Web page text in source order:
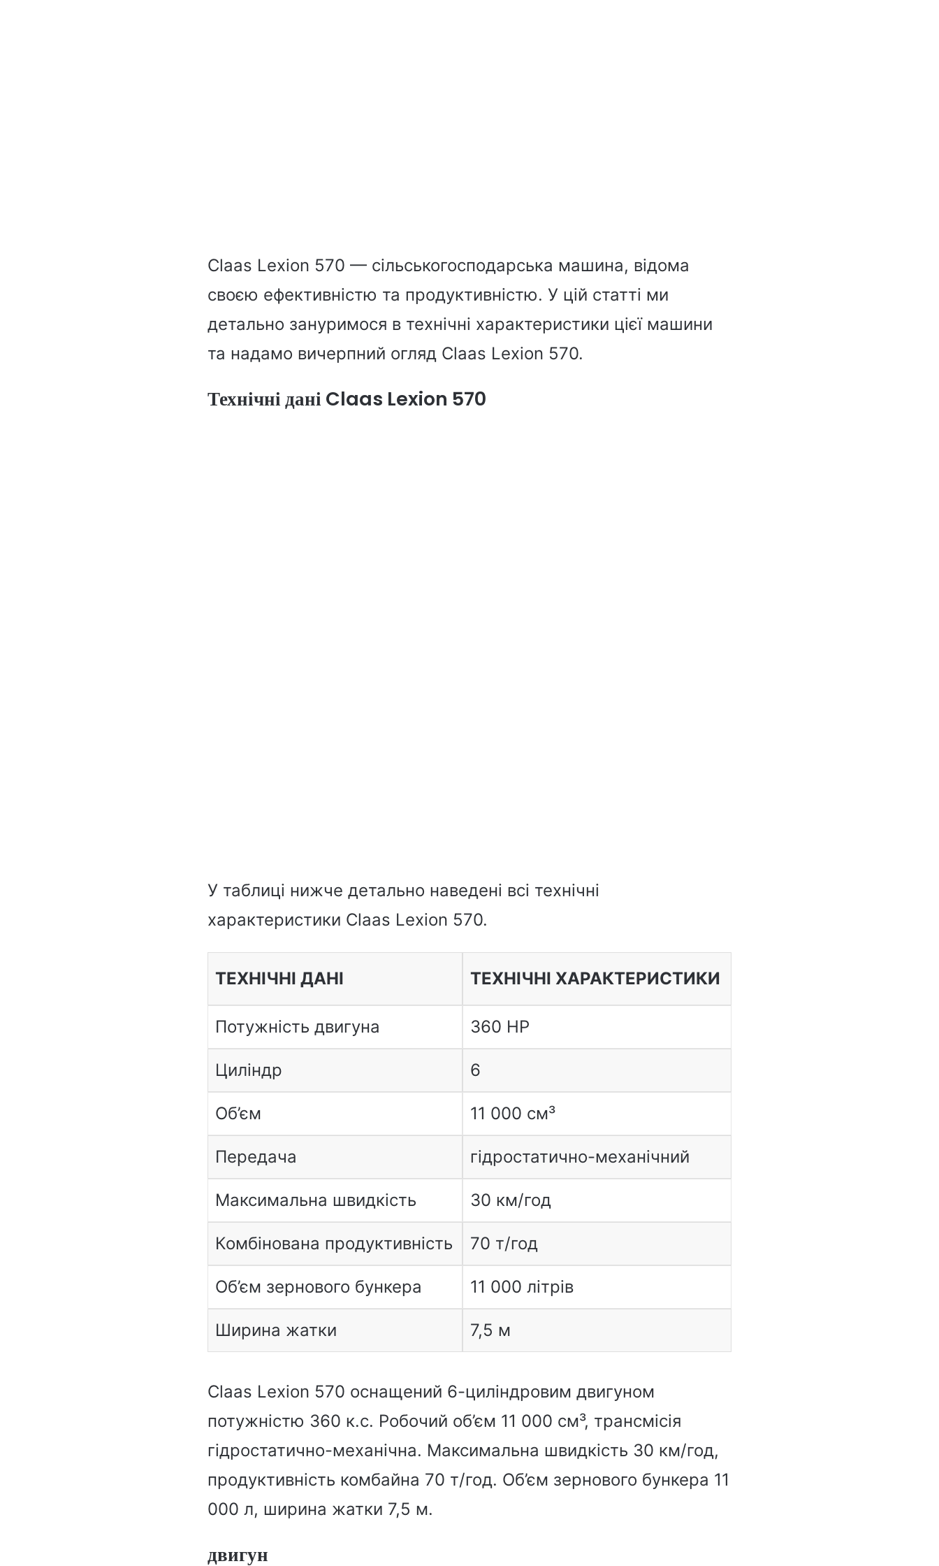
Claas Lexion 570 — сільськогосподарська машина, відома
своєю ефективністю та продуктивністю. У цій статті ми
детально зануримося в технічні характеристики цієї машини
та надамо вичерпний огляд Claas Lexion 570.
Технічні дані Claas Lexion 570
У таблиці нижче детально наведені всі технічні
характеристики Claas Lexion 570.
ТЕХНІЧНІ ДАНІ ТЕХНІЧНІ ХАРАКТЕРИСТИКИ
Потужність двигуна 360 HP
Циліндр 6
Об’єм 11 000 см³
Передача гідростатично-механічний
Максимальна швидкість 30 км/год
Комбінована продуктивність 70 т/год
Об’єм зернового бункера 11 000 літрів
Ширина жатки 7,5 м
Claas Lexion 570 оснащений 6-циліндровим двигуном
потужністю 360 к.с. Робочий об’єм 11 000 см³, трансмісія
гідростатично-механічна. Максимальна швидкість 30 км/год,
продуктивність комбайна 70 т/год. Об’єм зернового бункера 11
000 л, ширина жатки 7,5 м.
двигун